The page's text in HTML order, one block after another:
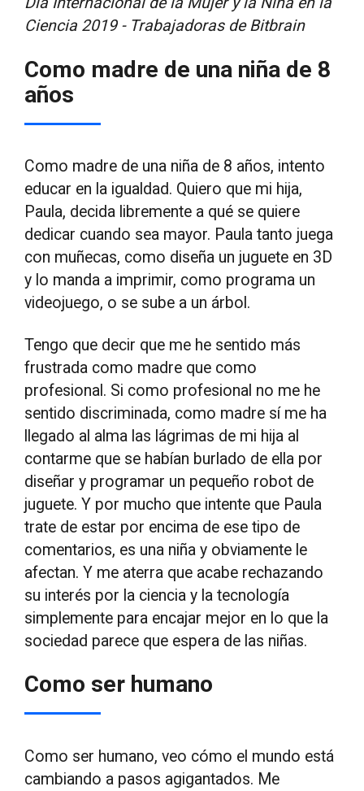
Ciencia 2019 - Trabajadoras de Bitbrain
Como madre de una niña de 8
años
Como madre de una niña de 8 años, intento
educar en la igualdad. Quiero que mi hija,
Paula, decida libremente a qué se quiere
dedicar cuando sea mayor. Paula tanto juega
con muñecas, como diseña un juguete en 3D
y lo manda a imprimir, como programa un
videojuego, o se sube a un árbol.
Tengo que decir que me he sentido más
frustrada como madre que como
profesional. Si como profesional no me he
sentido discriminada, como madre sí me ha
llegado al alma las lágrimas de mi hija al
contarme que se habían burlado de ella por
diseñar y programar un pequeño robot de
juguete. Y por mucho que intente que Paula
trate de estar por encima de ese tipo de
comentarios, es una niña y obviamente le
afectan. Y me aterra que acabe rechazando
su interés por la ciencia y la tecnología
simplemente para encajar mejor en lo que la
sociedad parece que espera de las niñas.
Como ser humano
Como ser humano, veo cómo el mundo está
cambiando a pasos agigantados. Me